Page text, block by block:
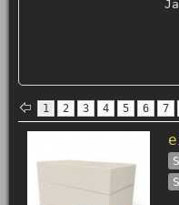
1 2 3 4 5 6 7